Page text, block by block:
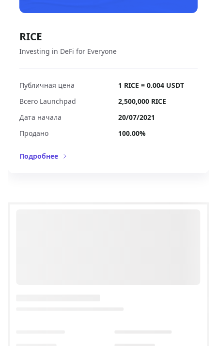
RICE
Investing in DeFi for Everyone
Публичная цена
1 RICE = 0.004 USDT
Всего Launchpad
2,500,000 RICE
Дата начала
20/07/2021
Продано
100.00%
Подробнее